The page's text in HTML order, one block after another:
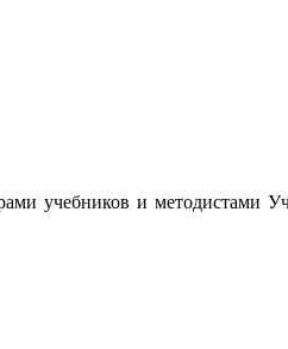
учебников и методистами